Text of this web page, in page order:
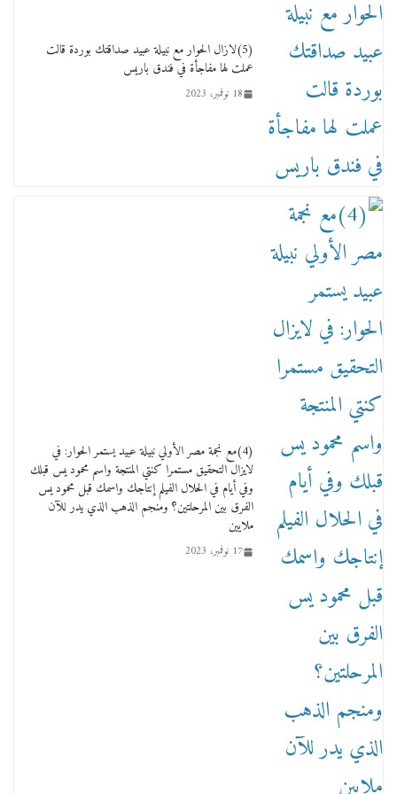
ماذا تعرف عن القويري غير انه بتاع الشمعدان
والإعلانات ؟
18 يناير، 2026
من مذكراتي علي هامش الأفراح حته كدا كهارب
تودي تحت الشمس يا ورا الشمس ووصفة كيف
تكون سمسار فنانين لناس مش مفهومين
(5)لازال الحوار مع نبيلة عبيد صداقتك بوردة قالت
عملت لها مفاجأة في فندق باريس
18 نوفمبر، 2023
(4)مع نجمة مصر الأولي نبيلة عبيد يستمر الحوار: في
لايزال التحقيق مستمرا كنتي المنتجة واسم محمود يس قبلك
وفي أيام في الحلال الفيلم إنتاجك واسمك قبل محمود يس
الفرق بين المرحلتين؟ ومنجم الذهب الذي يدر للآن
ملايين
17 نوفمبر، 2023